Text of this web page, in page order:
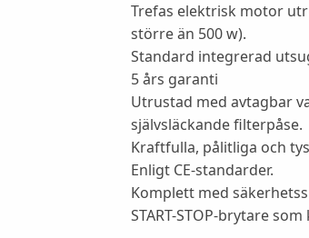
Trefas elektrisk motor
större än 500 w).
Standard integrerad
5 års garanti
Utrustad med avtagbar
självsläckande filterpåse.
Kraftfulla, pålitliga och
Enligt CE-standarder.
Komplett med
START-STOP-brytare